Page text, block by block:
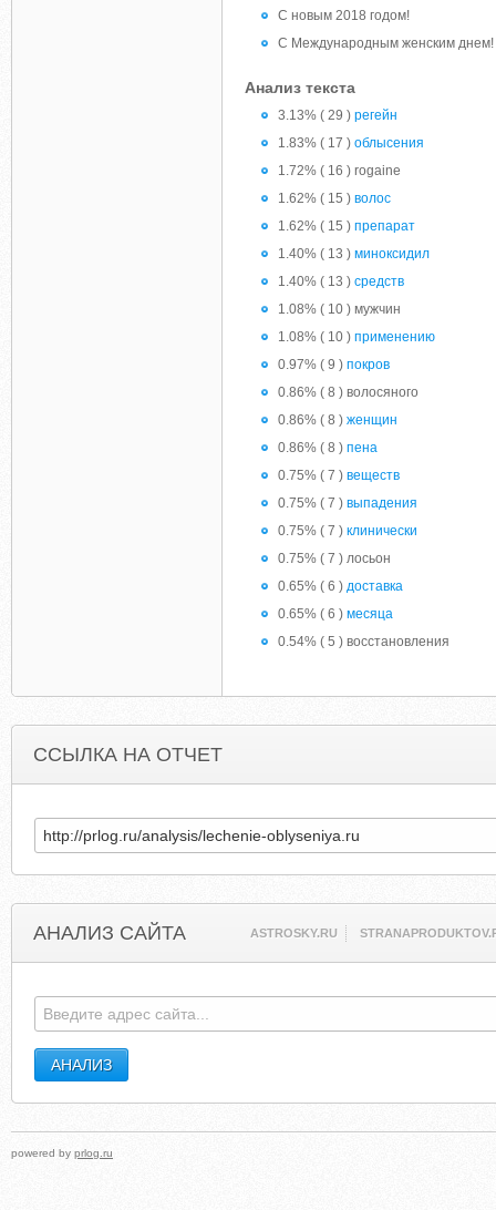
С новым 2018 годом!
С Международным женским днем!
Анализ текста
3.13% ( 29 ) регейн
1.83% ( 17 ) облысения
1.72% ( 16 ) rogaine
1.62% ( 15 ) волос
1.62% ( 15 ) препарат
1.40% ( 13 ) миноксидил
1.40% ( 13 ) средств
1.08% ( 10 ) мужчин
1.08% ( 10 ) применению
0.97% ( 9 ) покров
0.86% ( 8 ) волосяного
0.86% ( 8 ) женщин
0.86% ( 8 ) пена
0.75% ( 7 ) веществ
0.75% ( 7 ) выпадения
0.75% ( 7 ) клинически
0.75% ( 7 ) лосьон
0.65% ( 6 ) доставка
0.65% ( 6 ) месяца
0.54% ( 5 ) восстановления
ССЫЛКА НА ОТЧЕТ
АНАЛИЗ САЙТА ASTROSKY.RU
powered by prlog.ru